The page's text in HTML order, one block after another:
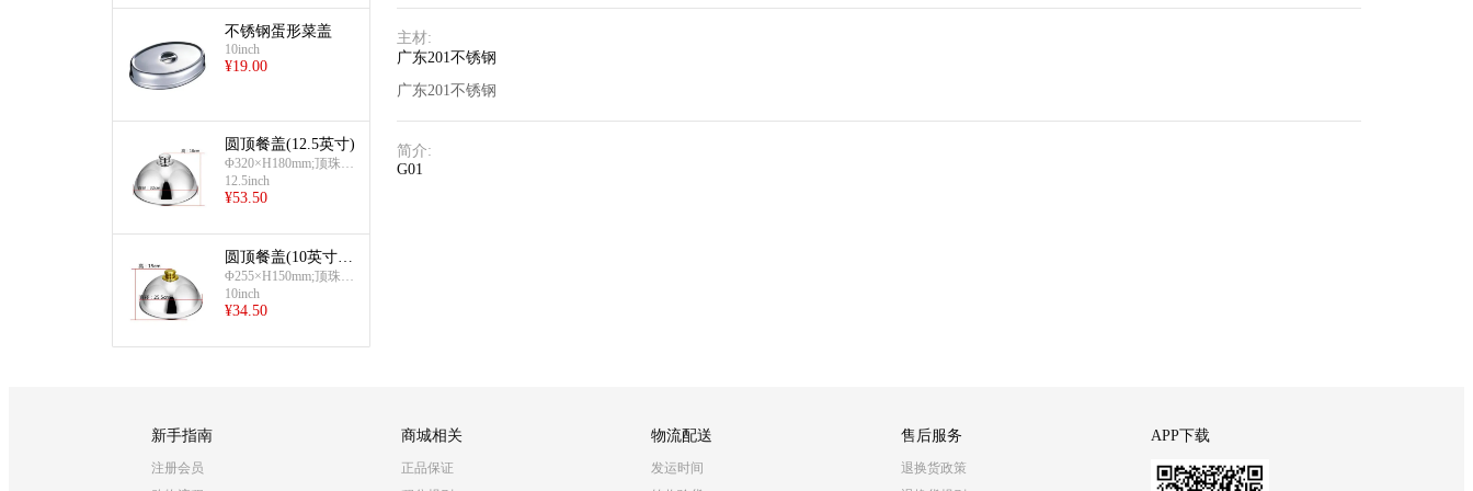
不锈钢蛋形菜盖
10inch
¥19.00
圆顶餐盖(12.5英寸)
Φ320×H180mm;顶珠H
28mm
12.5inch
¥53.50
圆顶餐盖(10英寸镀
金头)
Φ255×H150mm;顶珠H
28mm
10inch
¥34.50
主材:
广东201不锈钢
广东201不锈钢
简介:
G01
新手指南
注册会员
商城相关
正品保证
物流配送
发运时间
售后服务
退换货政策
APP下载